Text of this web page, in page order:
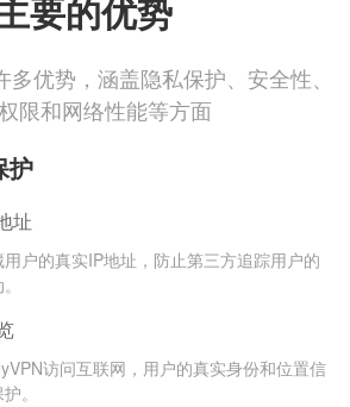
要的优势
优势，涵盖隐私保护、安全性、
限和网络性能等方面
护
址
户的真实IP地址，防止第三方追踪用户的
访问互联网，用户的真实身份和位置信
。